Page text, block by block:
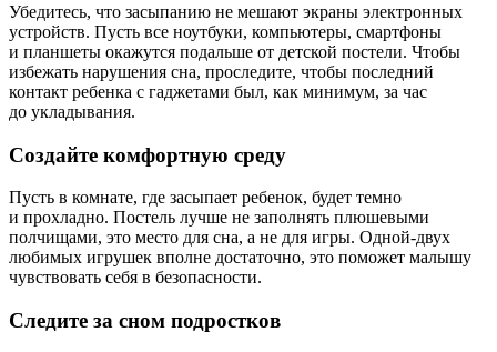
Убедитесь, что засыпанию не мешают экраны электронных
устройств. Пусть все ноутбуки, компьютеры, смартфоны
и планшеты окажутся подальше от детской постели. Чтобы
избежать нарушения сна, проследите, чтобы последний
контакт ребенка с гаджетами был, как минимум, за час
до укладывания.
Создайте комфортную среду
Пусть в комнате, где засыпает ребенок, будет темно
и прохладно. Постель лучше не заполнять плюшевыми
полчищами, это место для сна, а не для игры. Одной-двух
любимых игрушек вполне достаточно, это поможет малышу
чувствовать себя в безопасности.
Следите за сном подростков